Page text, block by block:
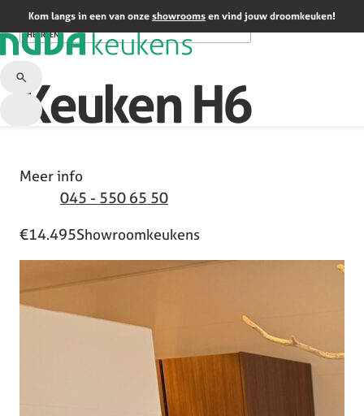
Kom langs in een van onze showrooms en vind jouw droomkeuken!
HOME/ SHOWROOMKEUKENS /KEUKEN H6
HEERLEN
Keuken H6
Meer info
045 - 550 65 50
€14.495Showroomkeukens